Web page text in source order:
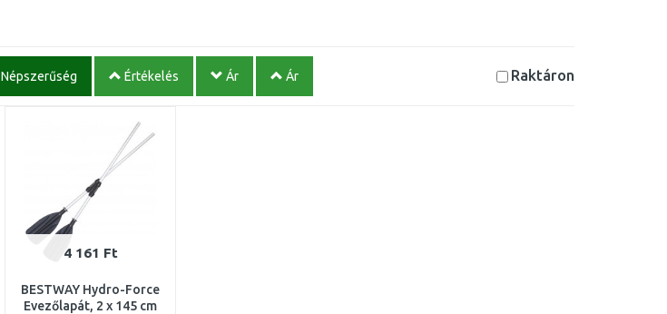
Népszerűség Értékelés Ár Ár Raktáron
4 161 Ft
BESTWAY Hydro-Force
Evezőlapát, 2 x 145 cm